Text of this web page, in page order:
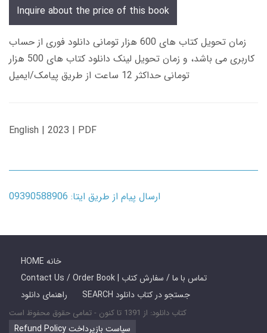
Inquire about the price of this book
زمان تحویل کتاب های 600 هزار تومانی دانلود فوری از حساب
کاربری می باشد، و زمان تحویل لینک دانلود کتاب های 500 هزار
تومانی حداکثر 12 ساعت از طریق پیامک/ایمیل
English | 2023 | PDF
ارسال پیام از طریق ایتا: 09390588906
HOME خانه
Contact Us / Order Book | تماس با ما / سفارش کتاب
راهنمای دانلود
SEARCH جستجو در کتاب دانلود
کتاب دانلود: از 1391 تا کنون - تمامی حقوق محفوظ است
Refund Policy سیاست بازپرداخت